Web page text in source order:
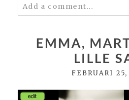
Add a comment...
Required fields are marked
EMMA,
LILLE
FEBRUARI 25,